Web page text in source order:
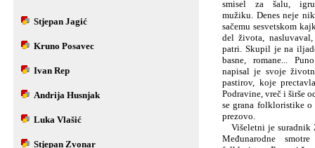
Stjepan Jagić
Kruno Posavec
Ivan Rep
Andrija Husnjak
Luka Vlašić
Stjepan Zvonar
smisel za šalu,
mužiku. Denes neje
sačemu sesvetskom
del života,
patri. Skupil je na
basne, romane...
napisal je svoje
pastirov, koje
Podravine, vreč i širše
se grana folkloristike o
prezovo.
Višeletni je suradnik
Međunarodne